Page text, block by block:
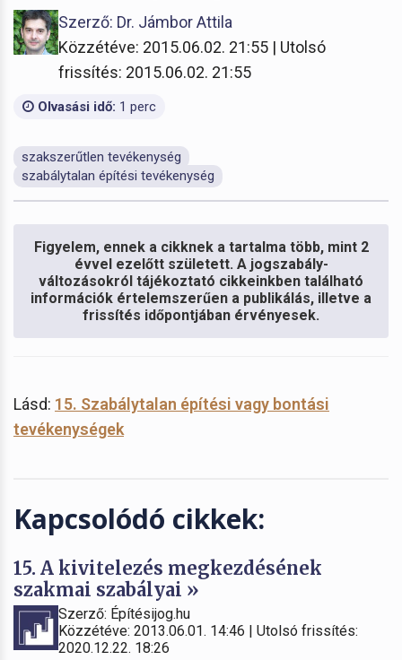
Szerző: Dr. Jámbor Attila
Közzétéve: 2015.06.02. 21:55 | Utolsó
frissítés: 2015.06.02. 21:55
Olvasási idő: 1 perc
szakszerűtlen tevékenység
szabálytalan építési tevékenység
Figyelem, ennek a cikknek a tartalma több, mint 2
évvel ezelőtt született. A jogszabály-
változásokról tájékoztató cikkeinkben található
információk értelemszerűen a publikálás, illetve a
frissítés időpontjában érvényesek.
Lásd: 15. Szabálytalan építési vagy bontási
tevékenységek
Kapcsolódó cikkek:
15. A kivitelezés megkezdésének
szakmai szabályai »
Szerző: Építésijog.hu
Közzétéve: 2013.06.01. 14:46 | Utolsó frissítés:
2020.12.22. 18:26